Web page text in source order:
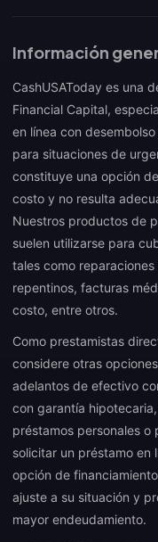
Información
CashUSAToday es una
Financial Capital,
en línea con
para situaciones de
constituye una opción
costo y no resulta
Nuestros productos de
suelen utilizarse para
tales como
repentinos, facturas
costo, entre otros.
Como prestamistas
considere otras
adelantos de efectivo
con garantía
préstamos personales
solicitar un préstamo en
opción de
ajuste a su situación y
mayor endeudamiento.